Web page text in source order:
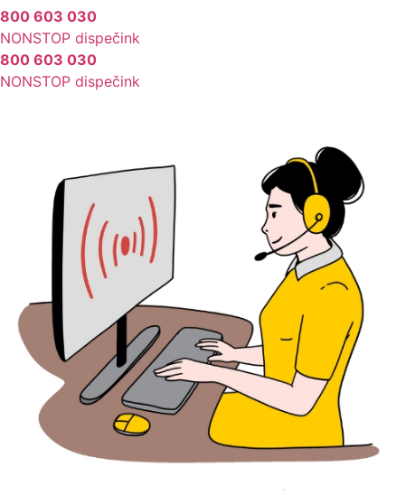
800 603 030
NONSTOP dispečink
800 603 030
NONSTOP dispečink